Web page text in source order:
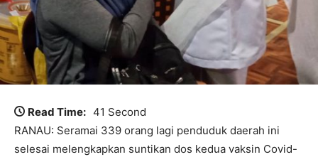
Read Time: 41 Second
RANAU: Seramai 339 orang lagi penduduk daerah ini
selesai melengkapkan suntikan dos kedua vaksin Covid-